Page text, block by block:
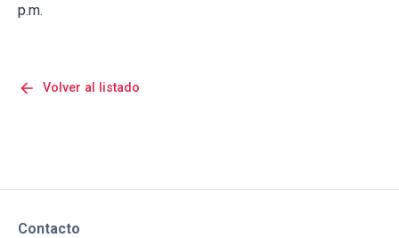
p.m.
arrow_back Volver al listado
Contacto